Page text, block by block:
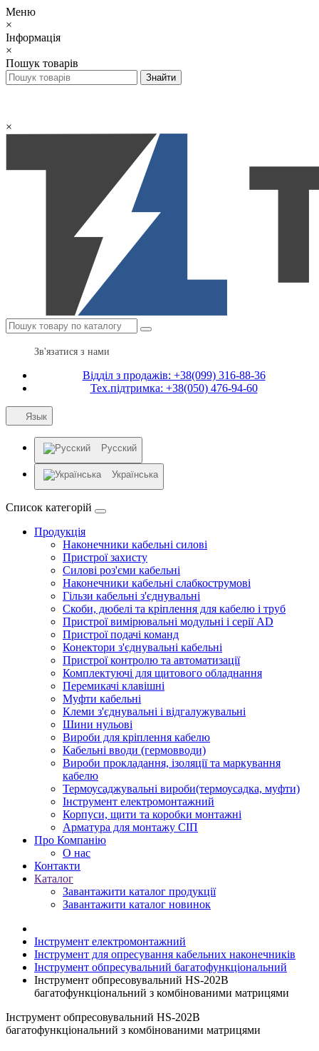
Меню
×
Інформація
×
Пошук товарів
×
Зв'язатися з нами
Відділ з продажів: +38(099) 316-88-36
Тех.підтримка: +38(050) 476-94-60
Язык
Русский
Українська
Список категорій
Продукція
Наконечники кабельні силові
Пристрої захисту
Силові роз'єми кабельні
Наконечники кабельні слабкострумові
Гільзи кабельні з'єднувальні
Скоби, дюбелі та кріплення для кабелю і труб
Пристрої вимірювальні модульні і серії AD
Пристрої подачі команд
Конектори з'єднувальні кабельні
Пристрої контролю та автоматизації
Комплектуючі для щитового обладнання
Перемикачі клавішні
Муфти кабельні
Клеми з'єднувальні і відгалужувальні
Шини нульові
Вироби для кріплення кабелю
Кабельні вводи (гермовводи)
Вироби прокладання, iзоляції та маркування
кабелю
Термоусаджувальні вироби(термоусадка, муфти)
Інструмент електромонтажний
Корпуси, щити та коробки монтажні
Арматура для монтажу СІП
Про Компанію
О нас
Контакти
Каталог
Завантажити каталог продукції
Завантажити каталог новинок
Інструмент електромонтажний
Інструмент для опресування кабельних наконечників
Інструмент обпресувальний багатофункціональний
Інструмент обпресовувальний HS-202В
багатофункціональний з комбінованими матрицями
Інструмент обпресовувальний HS-202В
багатофункціональний з комбінованими матрицями